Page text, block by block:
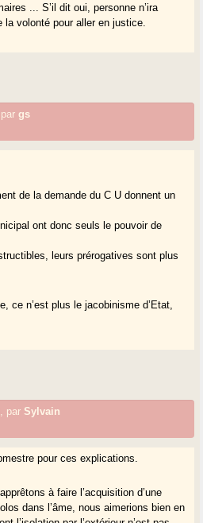
... S’il dit oui, personne n’ira
la volonté pour aller en justice.
pargs
de la demande du C U donnent un
ont donc seuls le pouvoir de
leurs prérogatives sont plus
ce n’est plus le jacobinisme d’Etat,
parSylvain
pour ces explications.
à faire l’acquisition d’une
dans l’âme, nous aimerions bien en